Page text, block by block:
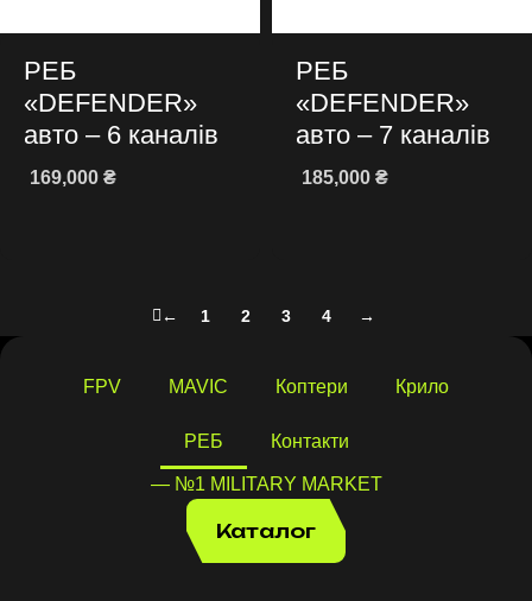
РЕБ
«DEFENDER»
авто – 6 каналів
169,000 ₴
РЕБ
«DEFENDER»
авто – 7 каналів
185,000 ₴
← 1 2 3 4 →
FPV MAVIC Коптери Крило
РЕБ Контакти
— №1 MILITARY MARKET
Каталог